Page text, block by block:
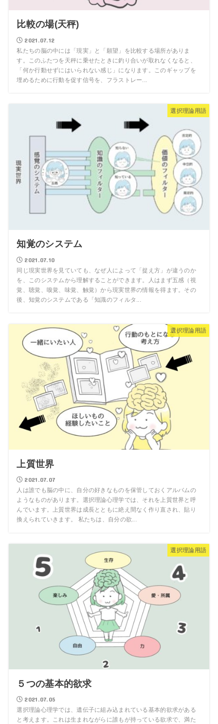
比較の場(天秤)
2021.07.12
私たちの脳の中には「現実」と「願望」を比較する場所がありま
す。このふたつを天秤に乗せたときに釣り合いが取れなくなると、
「何か行動せずにはいられない感じ」になります。このギャップを
埋めるために行動を促す信号を、フラストレー...
選択理論用語
知覚のシステム
2021.07.10
同じ現実世界を見ていても、なぜ人によって「捉え方」が違うのか
を、このシステムから理解することができます。人はまず五感（視
覚、聴覚、嗅覚、味覚、触覚）から現実世界の情報を得ます。その
後、知覚のシステムである「知識のフィルタ...
選択理論用語
上質世界
2021.07.07
人は誰でも脳の中に、自分の好きなものを保管しておくアルバムの
ようなものがあります。選択理論心理学では、それを上質世界と呼
んでいます。上質世界は成長とともに絶え間なく作り直され、貼り
換えられていきます。 私たちは、自分の欲...
選択理論用語
５つの基本的欲求
2021.07.05
選択理論心理学では、遺伝子に組み込まれている基本的欲求がある
と考えます。これは生まれながらに誰もが持っている欲求で、満た